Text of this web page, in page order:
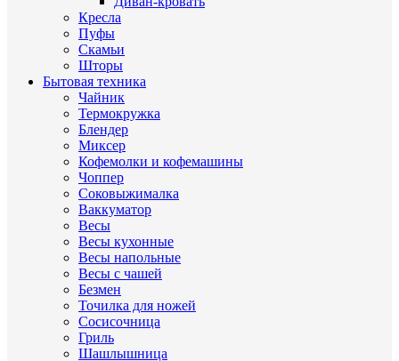
Кресла
Пуфы
Скамьи
Шторы
Бытовая техника
Чайник
Термокружка
Блендер
Миксер
Кофемолки и кофемашины
Чоппер
Соковыжималка
Ваккуматор
Весы
Весы кухонные
Весы напольные
Весы с чашей
Безмен
Точилка для ножей
Сосисочница
Гриль
Шашлышница